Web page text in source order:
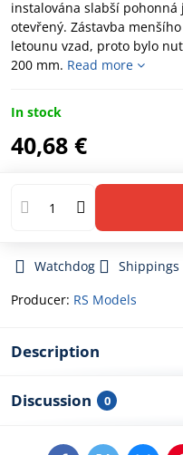
instalována slabší
otevřený. Zástavba
letounu vzad, proto bylo
200 mm. Read more
In stock
40,68 €
Watchdog
Shippings
Producer: RS Models
Description
Discussion 0